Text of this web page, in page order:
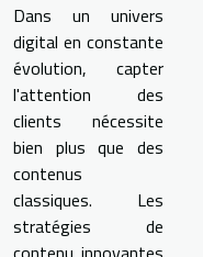
Dans un univers
digital en constante
évolution, capter
l'attention des
clients nécessite
bien plus que des
contenus
classiques. Les
stratégies de